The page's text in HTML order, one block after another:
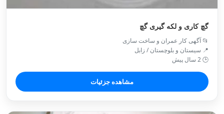
گچ کاری و لکه گیری گچ
📂 آگهی کار عمران و ساخت سازی
📍 سیستان و بلوچستان / زابل
🕒 2 سال پیش
مشاهده جزئیات